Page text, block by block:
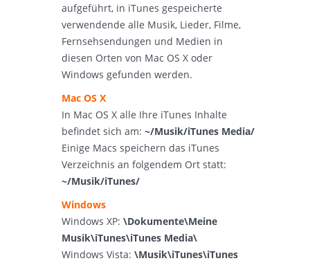
aufgeführt, in iTunes gespeicherte
verwendende alle Musik, Lieder, Filme,
Fernsehsendungen und Medien in
diesen Orten von Mac OS X oder
Windows gefunden werden.
Mac OS X
In Mac OS X alle Ihre iTunes Inhalte
befindet sich am: ~/Musik/iTunes Media/
Einige Macs speichern das iTunes
Verzeichnis an folgendem Ort statt:
~/Musik/iTunes/
Windows
Windows XP: \Dokumente\Meine
Musik\iTunes\iTunes Media\
Windows Vista: \Musik\iTunes\iTunes